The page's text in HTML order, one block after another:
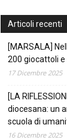
Articoli recenti
[MARSALA]
200 giocattoli
17 Dicembre 2025
[LA
diocesana: un
scuola di
16 Dicembre 2025